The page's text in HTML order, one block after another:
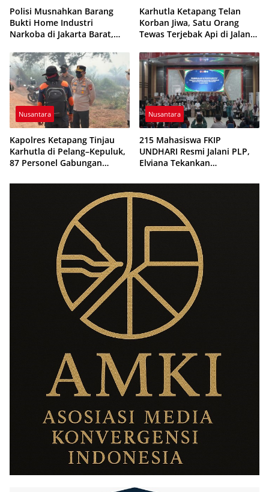
Polisi Musnahkan Barang
Bukti Home Industri
Narkoba di Jakarta Barat,
Beredar
Karhutla Ketapang Telan
Korban Jiwa, Satu Orang
Tewas Terjebak Api di Jalan
Nusantara
Kapolres Ketapang Tinjau
Karhutla di Pelang–Kepuluk,
87 Personel Gabungan
Nusantara
215 Mahasiswa FKIP
UNDHARI Resmi Jalani PLP,
Elviana Tekankan
dan Profesionalisme Calon
Guru